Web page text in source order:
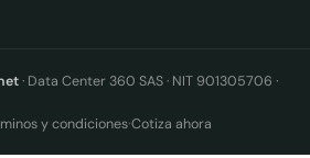
· Data Center 360 SAS · NIT 901305706 ·
y condiciones·Cotiza ahora